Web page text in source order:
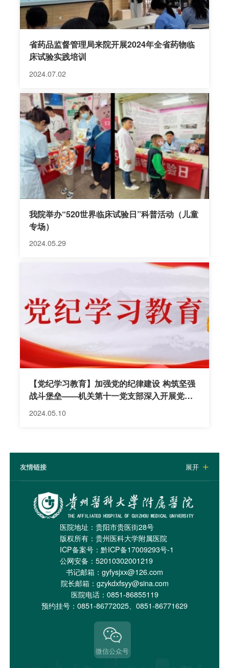
省药品监督管理局来院开展2024年全省药物临
床试验实践培训
2024.07.02
我院举办“520世界临床试验日”科普活动（儿童
专场）
2024.05.29
【党纪学习教育】加强党的纪律建设 构筑坚强
战斗堡垒——机关第十一党支部深入开展党纪
学习教育
2024.05.10
友情链接 展开 
医院地址：贵阳市贵医街28号
版权所有：贵州医科大学附属医院
ICP备案号： 黔ICP备17009293号-1
公网安备：52010302001219
书记邮箱：gyfysjxx@126.com
院长邮箱：gzykdxfsyy@sina.com
医院电话：0851-86855119
预约挂号：0851-86772025、0851-86771629
微信公众号